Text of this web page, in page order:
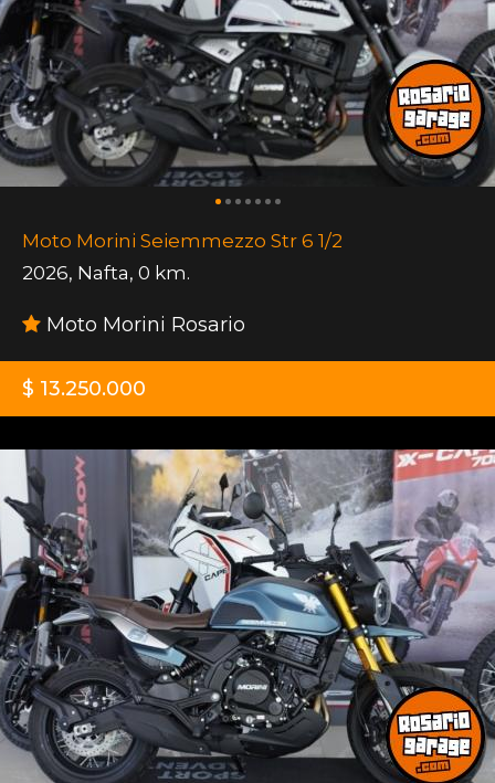
Moto Morini Seiemmezzo Str 6 1/2
2026, Nafta, 0 km.
Moto Morini Rosario
$ 13.250.000